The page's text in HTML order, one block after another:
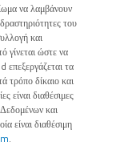
να λαμβάνουν
του
και
γίνεται ώστε να
τα
τρόπο δίκαιο και
είναι διαθέσιμες
και
είναι διαθέσιμη
.